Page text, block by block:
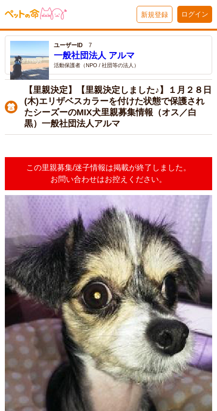
新規登録 ログイン
ユーザーID 7
一般社団法人 アルマ
活動保護者（NPO / 社団等の法人）
【里親決定】【里親決定しました♪】１月２８日
(木)エリザベスカラーを付けた状態で保護され
たシーズーのMIX犬里親募集情報（オス／白
黒）一般社団法人アルマ
この里親募集/迷子情報は掲載が終了しました。
お問い合わせはお控えください。